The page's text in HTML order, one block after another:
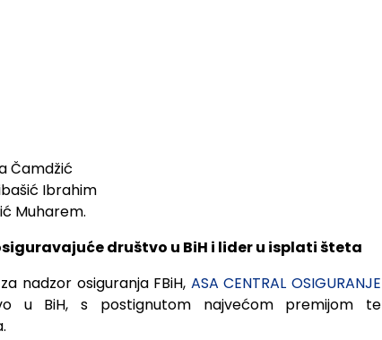
Čamdžić
Ibrahim
Muharem.
osiguravajuće društvo u BiH i lider u isplati šteta
nadzor osiguranja FBiH, ASA CENTRAL OSIGURANJE
u BiH, s postignutom najvećom premijom te